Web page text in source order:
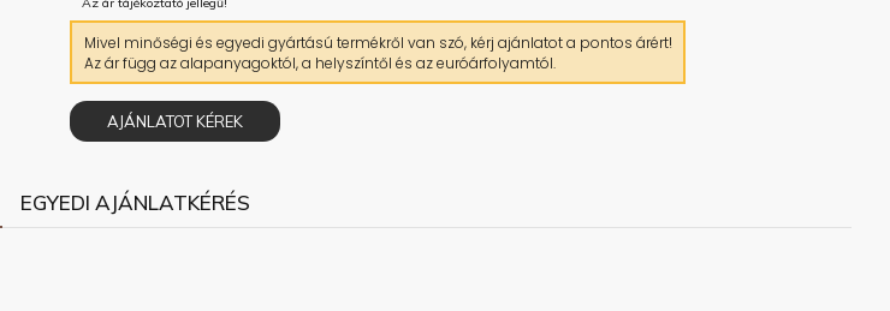
Mivel minőségi és egyedi gyártású termékről van szó, kérj ajánlatot a pontos árért!
Az ár függ az alapanyagoktól, a helyszíntől és az euróárfolyamtól.
AJÁNLATOT KÉREK
EGYEDI AJÁNLATKÉRÉS